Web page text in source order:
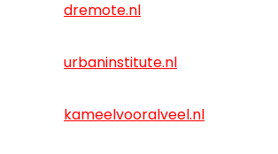
dremote.nl
urbaninstitute.nl
kameelvooralveel.nl